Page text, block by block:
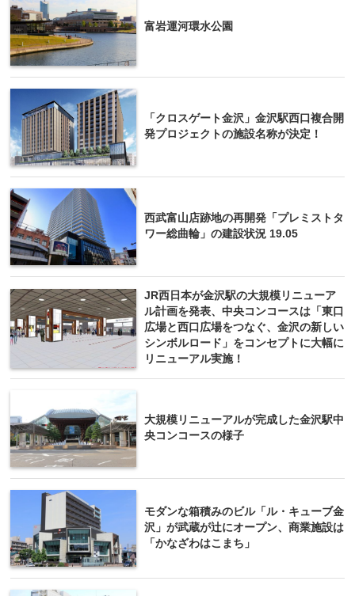
富岩運河環水公園
「クロスゲート金沢」金沢駅西口複合開
発プロジェクトの施設名称が決定！
西武富山店跡地の再開発「プレミストタ
ワー総曲輪」の建設状況 19.05
JR西日本が金沢駅の大規模リニューア
ル計画を発表、中央コンコースは「東口
広場と西口広場をつなぐ、金沢の新しい
シンボルロード」をコンセプトに大幅に
リニューアル実施！
大規模リニューアルが完成した金沢駅中
央コンコースの様子
モダンな箱積みのビル「ル・キューブ金
沢」が武蔵が辻にオープン、商業施設は
「かなざわはこまち」